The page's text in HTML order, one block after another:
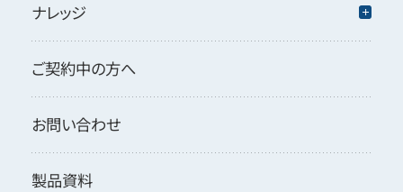
ナレッジ
ご契約中の方へ
お問い合わせ
製品資料